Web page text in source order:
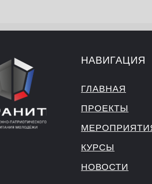
ГЛАВНАЯ
ПРОЕКТЫ
КУРСЫ
НОВОСТИ
НАВИГАЦИЯ